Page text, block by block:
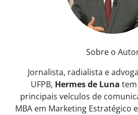
Sobre o
Jornalista, radialista e
UFPB, Hermes de Luna tem
principais veículos de
MBA em Marketing Estratégico